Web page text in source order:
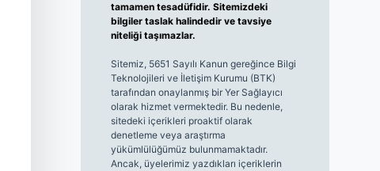
tamamen tesadüfidir. Sitemizdeki
bilgiler taslak halindedir ve tavsiye
niteliği taşımazlar.
Sitemiz, 5651 Sayılı Kanun gereğince Bilgi
Teknolojileri ve İletişim Kurumu (BTK)
tarafından onaylanmış bir Yer Sağlayıcı
olarak hizmet vermektedir. Bu nedenle,
sitedeki içerikleri proaktif olarak
denetleme veya araştırma
yükümlülüğümüz bulunmamaktadır.
Ancak, üyelerimiz yazdıkları içeriklerin